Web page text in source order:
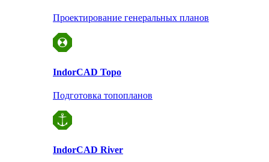
Проектирование генеральных планов
IndorCAD Topo
Подготовка топопланов
IndorCAD River